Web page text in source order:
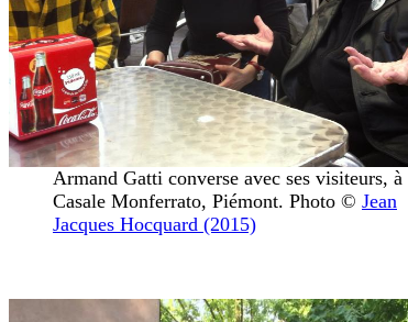
Armand Gatti converse avec ses visiteurs, à
Casale Monferrato, Piémont. Photo © Jean
Jacques Hocquard (2015)